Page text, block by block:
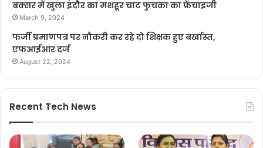
बक्सर में खुला इंदौर का मशहूर चाट फुचका का फ्रेंचाइजी
March 9, 2024
फर्जी प्रमाणपत्र पर नौकरी कर रहे दो शिक्षक हुए बर्खास्त,
एफआईआर दर्ज
August 22, 2024
Recent Tech News